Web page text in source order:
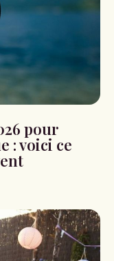
pour
: voici ce